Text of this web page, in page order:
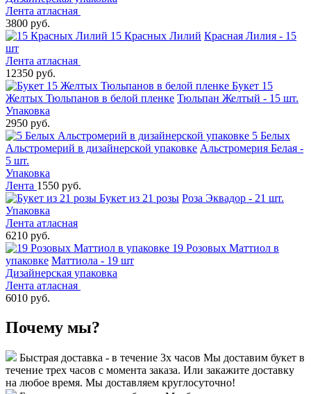
Лента атласная
3800 руб.
15 Красных Лилий Красная Лилия - 15
шт
Лента атласная
12350 руб.
Букет 15
Желтых Тюльпанов в белой пленке Тюльпан Желтый - 15 шт.
Упаковка
2950 руб.
5 Белых
Альстромерий в дизайнерской упаковке Альстромерия Белая -
5 шт.
Упаковка
Лента 1550 руб.
Букет из 21 розы Роза Эквадор - 21 шт.
Упаковка
Лента атласная
6210 руб.
19 Розовых Маттиол в
упаковке Маттиола - 19 шт
Дизайнерская упаковка
Лента атласная
6010 руб.
Почему мы?
Быстрая доставка - в течение 3х часов Мы доставим букет в
течение трех часов с момента заказа. Или закажите доставку
на любое время. Мы доставляем круглосуточно!